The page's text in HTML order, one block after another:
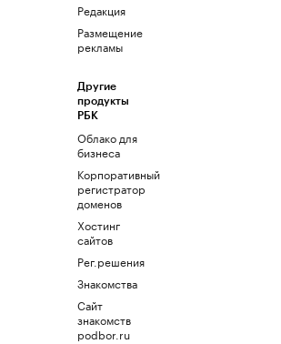
Редакция
Размещение
рекламы
Другие
продукты
РБК
Облако для
бизнеса
Корпоративный
регистратор
доменов
Хостинг
сайтов
Рег.решения
Знакомства
Сайт
знакомств
podbor.ru